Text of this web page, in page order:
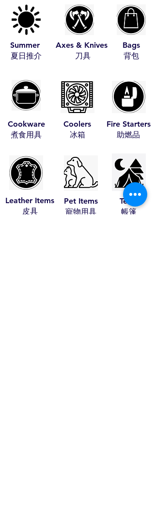
Summer
​夏日推介
Axes & Knives
​刀具
Bags
​背包
Cookware
​煮食用具
Coolers
​冰箱
Fire Starters
​助燃品
Leather Items
​皮具
Pet Items
​寵物用具
Tents
​帳篷